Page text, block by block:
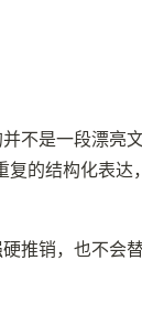
不是一段漂亮
复的结构化表
推销，也不会